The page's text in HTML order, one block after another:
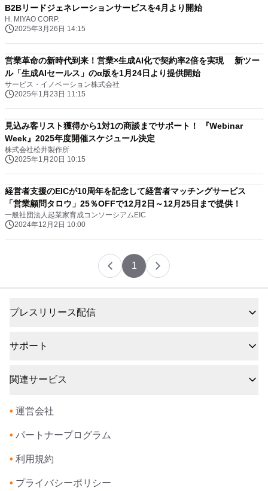
B2Bリードジェネレーションサービスを4月より開始
H. MIYAO CORP.
2025年3月26日 14:15
営業革命の新時代到来！営業×生成AI化で契約率2倍を実現 新ツー
ル「生成AIセールス」のα版を1月24日より提供開始
サービス・イノベーション株式会社
2025年1月23日 11:15
見込み客リスト獲得から1対1の商談までサポート！ 『Webinar
Week』2025年度開催スケジュール決定
株式会社松井製作所
2025年1月20日 10:15
経営者支援のEICが10周年を記念して経営者マッチングサービス
「営業顧問タロウ」25％OFFで12月2日～12月25日まで提供！
一般社団法人起業家育成コンソーシアムEIC
2024年12月2日 10:00
1
プレスリリース配信
サポート
関連サービス
• 運営会社
• パートナープログラム
• 利用規約
• プライバシーポリシー